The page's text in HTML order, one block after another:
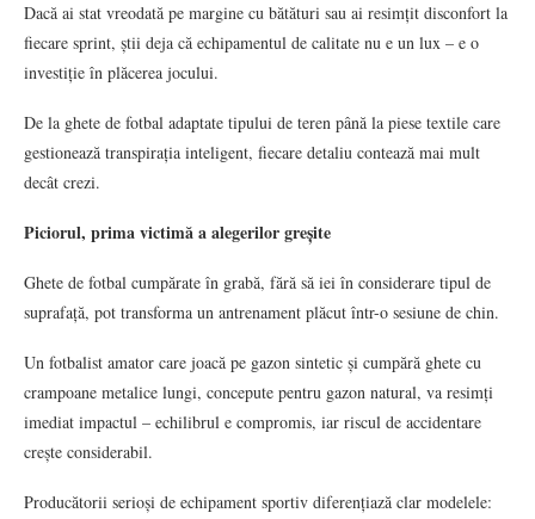
Dacă ai stat vreodată pe margine cu bătături sau ai resimțit disconfort la
fiecare sprint, știi deja că echipamentul de calitate nu e un lux – e o
investiție în plăcerea jocului.
De la ghete de fotbal adaptate tipului de teren până la piese textile care
gestionează transpirația inteligent, fiecare detaliu contează mai mult
decât crezi.
Piciorul, prima victimă a alegerilor greșite
Ghete de fotbal cumpărate în grabă, fără să iei în considerare tipul de
suprafață, pot transforma un antrenament plăcut într-o sesiune de chin.
Un fotbalist amator care joacă pe gazon sintetic și cumpără ghete cu
crampoane metalice lungi, concepute pentru gazon natural, va resimți
imediat impactul – echilibrul e compromis, iar riscul de accidentare
crește considerabil.
Producătorii serioși de echipament sportiv diferențiază clar modelele: